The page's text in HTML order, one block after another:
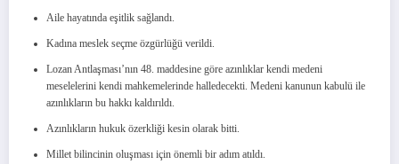
Aile hayatında eşitlik sağlandı.
Kadına meslek seçme özgürlüğü verildi.
Lozan Antlaşması’nın 48. maddesine göre azınlıklar kendi medeni
meselelerini kendi mahkemelerinde halledecekti. Medeni kanunun kabulü ile
azınlıkların bu hakkı kaldırıldı.
Azınlıkların hukuk özerkliği kesin olarak bitti.
Millet bilincinin oluşması için önemli bir adım atıldı.